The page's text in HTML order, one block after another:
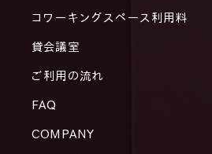
コワーキングスペース利用料
貸会議室
ご利用の流れ
FAQ
COMPANY